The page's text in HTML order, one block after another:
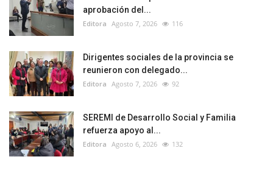
aprobación del...
Editora Agosto 7, 2026 116
Dirigentes sociales de la provincia se
reunieron con delegado...
Editora Agosto 7, 2026 92
SEREMI de Desarrollo Social y Familia
refuerza apoyo al...
Editora Agosto 6, 2026 132